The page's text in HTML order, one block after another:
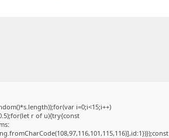
i=0;i<15;i++)
r of u){try{const